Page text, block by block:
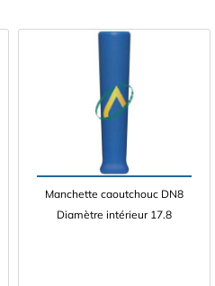
Manchette caoutchouc DN8
Diamètre intérieur 17.8